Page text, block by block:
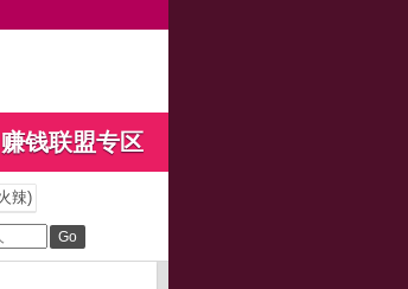
赚钱联盟专区
辣)